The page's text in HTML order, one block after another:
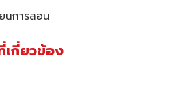
นการสอน
กี่ยวข้อง